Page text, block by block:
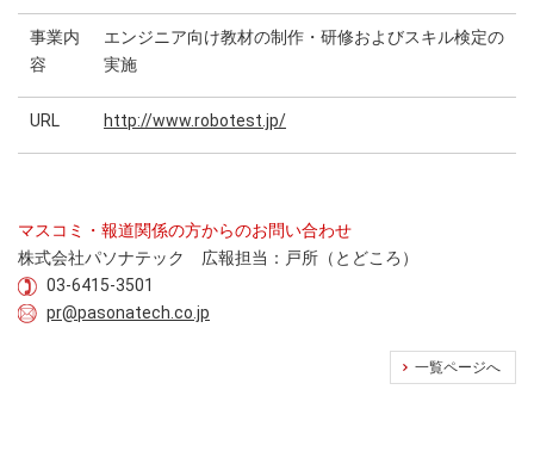
事業内
容
エンジニア向け教材の制作・研修およびスキル検定の
実施
URL http://www.robotest.jp/
マスコミ・報道関係の方からのお問い合わせ
株式会社パソナテック 広報担当：戸所（とどころ）
03-6415-3501
pr@pasonatech.co.jp
一覧ページへ